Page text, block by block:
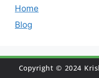
Home
Blog
Copyright © 2024